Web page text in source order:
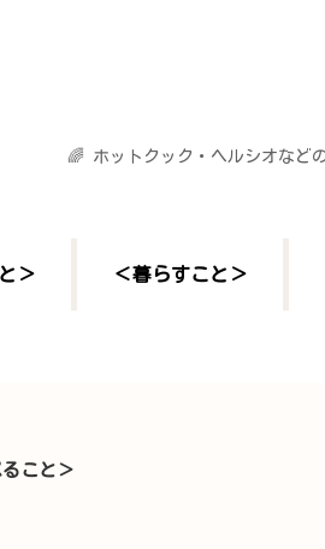
🌈 ホットクック・ヘルシオなど
＞ ＜暮らすこと＞
こと＞